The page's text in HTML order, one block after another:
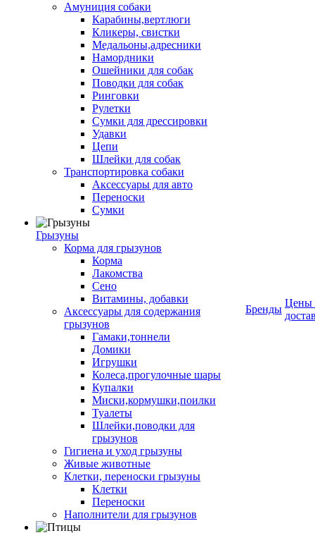
Амуниция собаки
Карабины,вертлюги
Кликеры, свистки
Медальоны,адресники
Намордники
Ошейники для собак
Поводки для собак
Ринговки
Рулетки
Сумки для дрессировки
Удавки
Цепи
Шлейки для собак
Транспортировка собаки
Аксессуары для авто
Переноски
Сумки
Грызуны
Корма для грызунов
Корма
Лакомства
Сено
Витамины, добавки
Аксессуары для содержания
грызунов
Гамаки,тоннели
Домики
Игрушки
Колеса,прогулочные шары
Купалки
Миски,кормушки,поилки
Туалеты
Шлейки,поводки для
грызунов
Гигиена и уход грызуны
Живые животные
Клетки, переноски грызуны
Клетки
Переноски
Наполнители для грызунов
Бренды
Цены